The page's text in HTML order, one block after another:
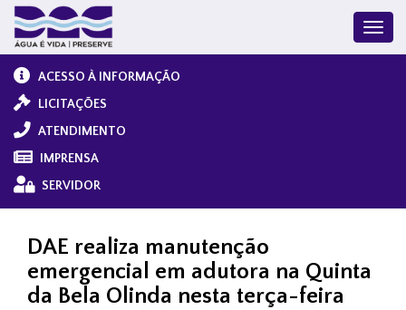
ACESSO À INFORMAÇÃO
LICITAÇÕES
ATENDIMENTO
IMPRENSA
SERVIDOR
DAE realiza manutenção
emergencial em adutora na Quinta
da Bela Olinda nesta terça-feira